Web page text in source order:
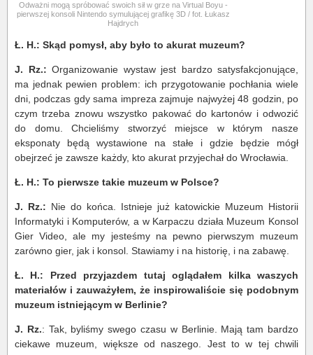
Odważni mogą spróbować swoich sił w grze na Virtual Boyu -
pierwszej konsoli Nintendo symulującej grafikę 3D / fot. Łukasz
Hajdrych
Ł. H.: Skąd pomysł, aby było to akurat muzeum?
J. Rz.: Organizowanie wystaw jest bardzo satysfakcjonujące,
ma jednak pewien problem: ich przygotowanie pochłania wiele
dni, podczas gdy sama impreza zajmuje najwyżej 48 godzin, po
czym trzeba znowu wszystko pakować do kartonów i odwozić
do domu. Chcieliśmy stworzyć miejsce w którym nasze
eksponaty będą wystawione na stałe i gdzie będzie mógł
obejrzeć je zawsze każdy, kto akurat przyjechał do Wrocławia.
Ł. H.: To pierwsze takie muzeum w Polsce?
J. Rz.: Nie do końca. Istnieje już katowickie Muzeum Historii
Informatyki i Komputerów, a w Karpaczu działa Muzeum Konsol
Gier Video, ale my jesteśmy na pewno pierwszym muzeum
zarówno gier, jak i konsol. Stawiamy i na historię, i na zabawę.
Ł. H.: Przed przyjazdem tutaj oglądałem kilka waszych
materiałów i zauważyłem, że inspirowaliście się podobnym
muzeum istniejącym w Berlinie?
J. Rz.: Tak, byliśmy swego czasu w Berlinie. Mają tam bardzo
ciekawe muzeum, większe od naszego. Jest to w tej chwili